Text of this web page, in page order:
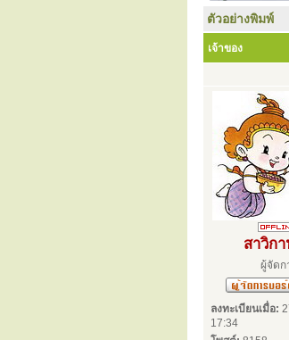
ตัวอย่างพิมพ์
เจ้าของ
สาวิก
ผู้จัดก
ลงทะเบียนเมื่อ:
17:34